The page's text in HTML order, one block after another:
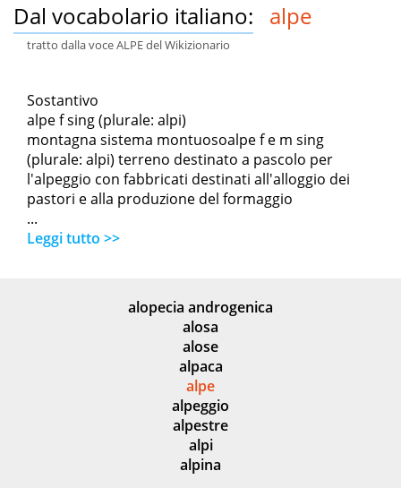
Dal vocabolario italiano: alpe
tratto dalla voce ALPE del Wikizionario
Sostantivo
alpe f sing (plurale: alpi)
montagna sistema montuosoalpe f e m sing
(plurale: alpi) terreno destinato a pascolo per
l'alpeggio con fabbricati destinati all'alloggio dei
pastori e alla produzione del formaggio
...
Leggi tutto >>
alopecia androgenica
alosa
alose
alpaca
alpe
alpeggio
alpestre
alpi
alpina